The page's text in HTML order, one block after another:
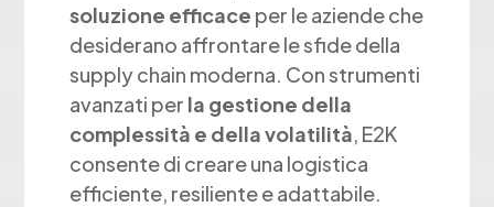
soluzione efficace per le aziende che
desiderano affrontare le sfide della
supply chain moderna. Con strumenti
avanzati per la gestione della
complessità e della volatilità, E2K
consente di creare una logistica
efficiente, resiliente e adattabile.